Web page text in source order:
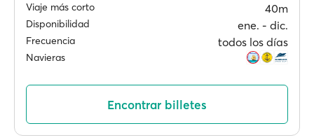
Viaje más corto 40m
Disponibilidad ene. ‐ dic.
Frecuencia todos los días
Navieras
Encontrar billetes